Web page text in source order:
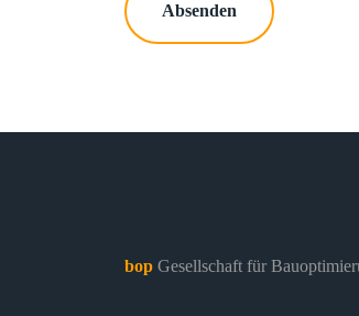
Absenden
bopGesellschaft für